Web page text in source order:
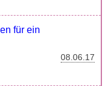
für ein
08.06.17